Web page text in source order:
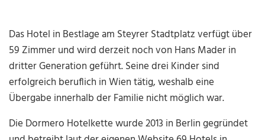
Das Hotel in Bestlage am Steyrer Stadtplatz verfügt über
59 Zimmer und wird derzeit noch von Hans Mader in
dritter Generation geführt. Seine drei Kinder sind
erfolgreich beruflich in Wien tätig, weshalb eine
Übergabe innerhalb der Familie nicht möglich war.
Die Dormero Hotelkette wurde 2013 in Berlin gegründet